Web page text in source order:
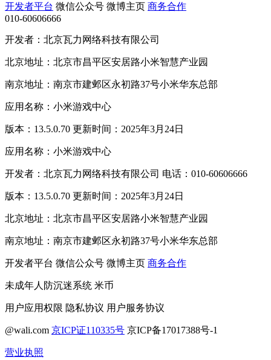
开发者平台 微信公众号 微博主页 商务合作
010-60606666
开发者：北京瓦力网络科技有限公司
北京地址：北京市昌平区安居路小米智慧产业园
南京地址：南京市建邺区永初路37号小米华东总部
应用名称：小米游戏中心
版本：13.5.0.70 更新时间：2025年3月24日
应用名称：小米游戏中心
开发者：北京瓦力网络科技有限公司 电话：010-60606666
版本：13.5.0.70 更新时间：2025年3月24日
北京地址：北京市昌平区安居路小米智慧产业园
南京地址：南京市建邺区永初路37号小米华东总部
开发者平台 微信公众号 微博主页 商务合作
未成年人防沉迷系统 米币
用户应用权限 隐私协议 用户服务协议
@wali.com 京ICP证110335号 京ICP备17017388号-1
营业执照